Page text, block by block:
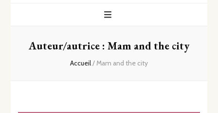
Auteur/autrice : Mam and the city
Accueil/ Mam and the city